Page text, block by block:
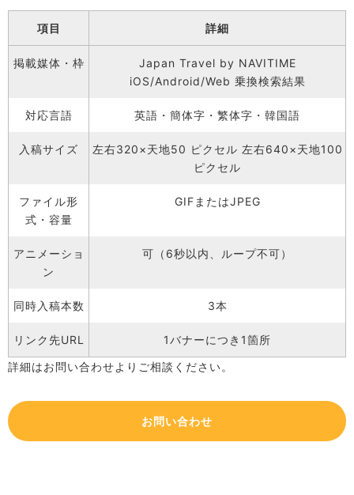
項目 詳細
掲載媒体・枠
Japan Travel by NAVITIME
iOS/Android/Web 乗換検索結果
対応言語 英語・簡体字・繁体字・韓国語
入稿サイズ
左右320×天地50 ピクセル 左右640×天地100
ピクセル
ファイル形
式・容量
GIFまたはJPEG
アニメーショ
ン
可（6秒以内、ループ不可）
同時入稿本数 3本
リンク先URL
1バナーにつき1箇所
詳細はお問い合わせよりご相談ください。
お問い合わせ